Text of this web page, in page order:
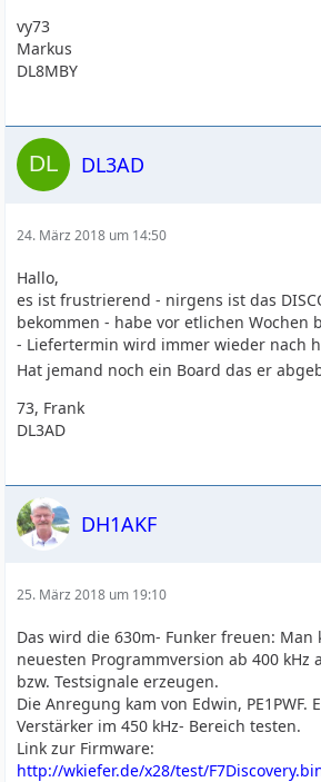
vy73
Markus
DL8MBY
DL3AD
24. März 2018 um 14:50
Hallo,
es ist frustrierend - nirgens ist das
bekommen - habe vor etlichen Wochen
- Liefertermin wird immer wieder nach
Hat jemand noch ein Board das er
73, Frank
DL3AD
DH1AKF
25. März 2018 um 19:10
Das wird die 630m- Funker freuen:
neuesten Programmversion ab 400 kHz
bzw. Testsignale erzeugen.
Die Anregung kam von Edwin, PE1PWF.
Verstärker im 450 kHz- Bereich testen.
Link zur Firmware:
http://wkiefer.de/x28/test/